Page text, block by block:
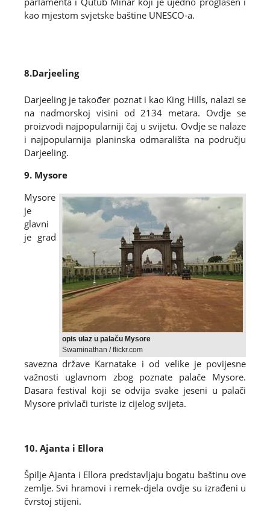
kao mjestom svjetske baštine UNESCO-a.
8.Darjeeling
Darjeeling je također poznat i kao King Hills, nalazi se
na nadmorskoj visini od 2134 metara. Ovdje se
proizvodi najpopularniji čaj u svijetu. Ovdje se nalaze
i najpopularnija planinska odmarališta na području
Darjeeling.
9. Mysore
opisulaz u palaču Mysore
Swaminathan / flickr.com
Mysore
je
glavni
je grad
savezna države Karnatake i od velike je povijesne
važnosti uglavnom zbog poznate palače Mysore.
Dasara festival koji se odvija svake jeseni u palači
Mysore privlači turiste iz cijelog svijeta.
10. Ajanta i Ellora
Špilje Ajanta i Ellora predstavljaju bogatu baštinu ove
zemlje. Svi hramovi i remek-djela ovdje su izrađeni u
čvrstoj stijeni.